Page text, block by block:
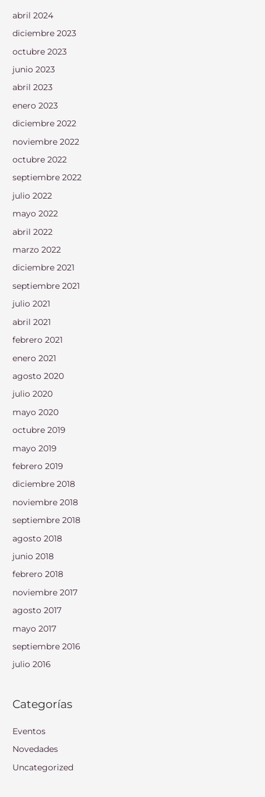
abril 2024
diciembre 2023
octubre 2023
junio 2023
abril 2023
enero 2023
diciembre 2022
noviembre 2022
octubre 2022
septiembre 2022
julio 2022
mayo 2022
abril 2022
marzo 2022
diciembre 2021
septiembre 2021
julio 2021
abril 2021
febrero 2021
enero 2021
agosto 2020
julio 2020
mayo 2020
octubre 2019
mayo 2019
febrero 2019
diciembre 2018
noviembre 2018
septiembre 2018
agosto 2018
junio 2018
febrero 2018
noviembre 2017
agosto 2017
mayo 2017
septiembre 2016
julio 2016
Categorías
Eventos
Novedades
Uncategorized